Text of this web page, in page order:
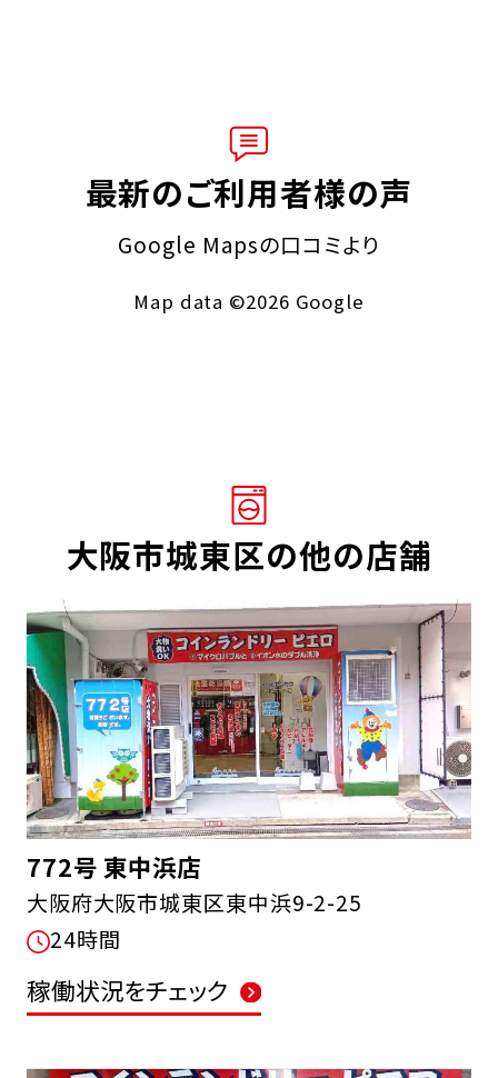
最新のご利用者様の声
Google Mapsの口コミより
Map data ©2026 Google
大阪市城東区の他の店舗
772号 東中浜店
大阪府大阪市城東区東中浜9-2-25
24時間
稼働状況をチェック